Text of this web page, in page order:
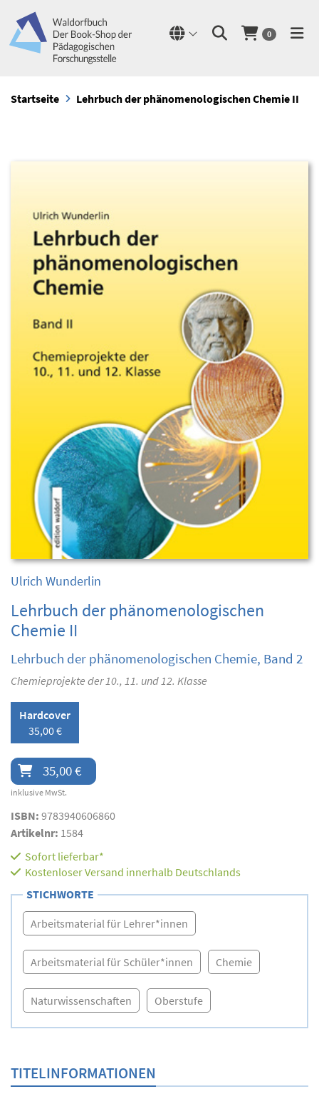
0
Startseite Lehrbuch der phänomenologischen Chemie II
Ulrich Wunderlin
Lehrbuch der phänomenologischen
Chemie II
Lehrbuch der phänomenologischen Chemie, Band 2
Chemieprojekte der 10., 11. und 12. Klasse
Hardcover
35,00 €
35,00 €
inklusive MwSt.
ISBN: 9783940606860
Artikelnr: 1584
Sofort lieferbar*
Kostenloser Versand innerhalb Deutschlands
STICHWORTE
Arbeitsmaterial für Lehrer*innen
Arbeitsmaterial für Schüler*innen Chemie
Naturwissenschaften Oberstufe
TITELINFORMATIONEN